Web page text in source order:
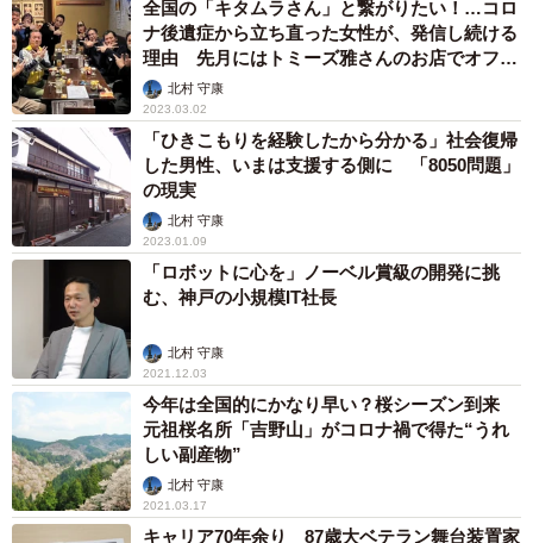
全国の「キタムラさん」と繋がりたい！…コロ
ナ後遺症から立ち直った女性が、発信し続ける
理由 先月にはトミーズ雅さんのお店でオフ会
も 北村 守康
2023.03.02
「ひきこもりを経験したから分かる」社会復帰
した男性、いまは支援する側に 「8050問題」
の現実
北村 守康
2023.01.09
「ロボットに心を」ノーベル賞級の開発に挑
む、神戸の小規模IT社長
北村 守康
2021.12.03
今年は全国的にかなり早い？桜シーズン到来
元祖桜名所「吉野山」がコロナ禍で得た“うれ
しい副産物”
北村 守康
2021.03.17
キャリア70年余り 87歳大ベテラン舞台装置家